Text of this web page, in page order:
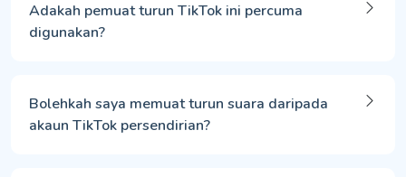
Adakah pemuat turun TikTok ini percuma
digunakan?
Bolehkah saya memuat turun suara daripada
akaun TikTok persendirian?